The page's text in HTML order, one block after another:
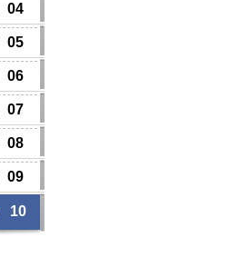
04
05
06
07
08
09
10